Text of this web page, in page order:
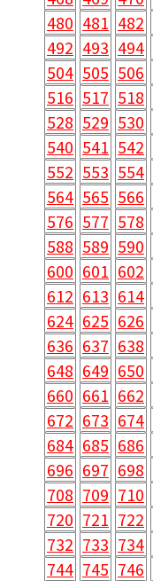
480 481 482
492 493 494
504 505 506
516 517 518
528 529 530
540 541 542
552 553 554
564 565 566
576 577 578
588 589 590
600 601 602
612 613 614
624 625 626
636 637 638
648 649 650
660 661 662
672 673 674
684 685 686
696 697 698
708 709 710
720 721 722
732 733 734
744 745 746